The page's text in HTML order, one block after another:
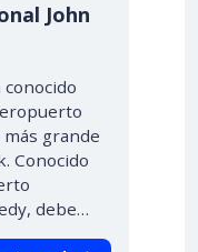
John
grande
Conocido
debe…